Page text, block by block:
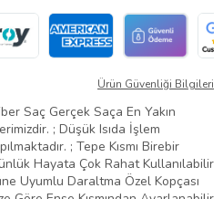
Ürün Güvenliği Bilgileri
Saç Gerçek Saça En Yakın
; Düşük Isıda İşlem
; Tepe Kısmı Birebir
Hayata Çok Rahat Kullanılabilir
Uyumlu Daraltma Özel Kopçası